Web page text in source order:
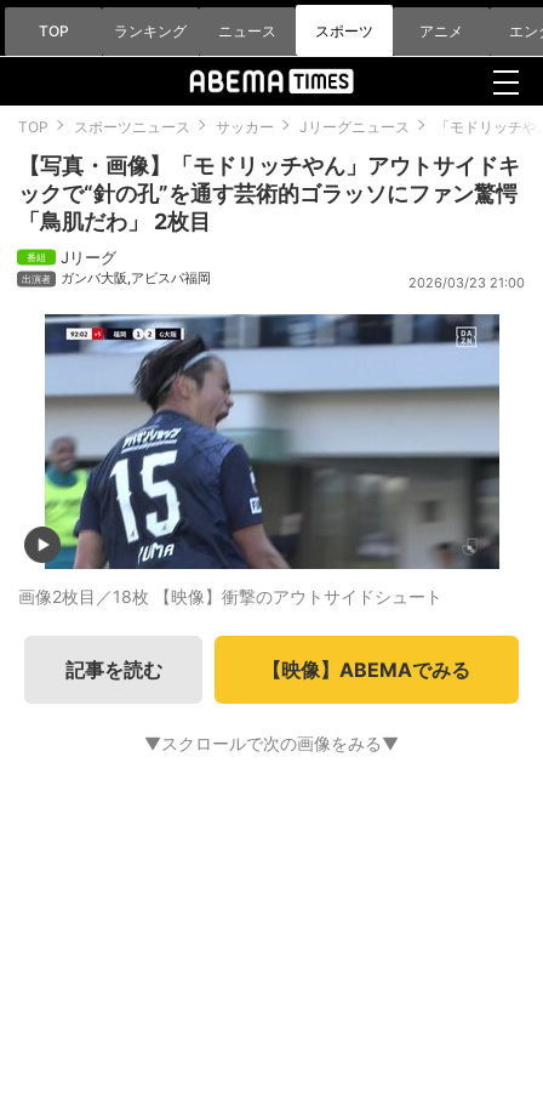
TOP ランキング ニュース スポーツ アニメ エン
TOP スポーツニュース サッカー Jリーグニュース 「モドリッチ
【写真・画像】「モドリッチやん」アウトサイドキ
ックで“針の孔”を通す芸術的ゴラッソにファン驚愕
「鳥肌だわ」 2枚目
Jリーグ
ガンバ大阪,アビスパ福岡 2026/03/23 21:00
画像2枚目／18枚 【映像】衝撃のアウトサイドシュート
記事を読む 【映像】ABEMAでみる
▼スクロールで次の画像をみる▼